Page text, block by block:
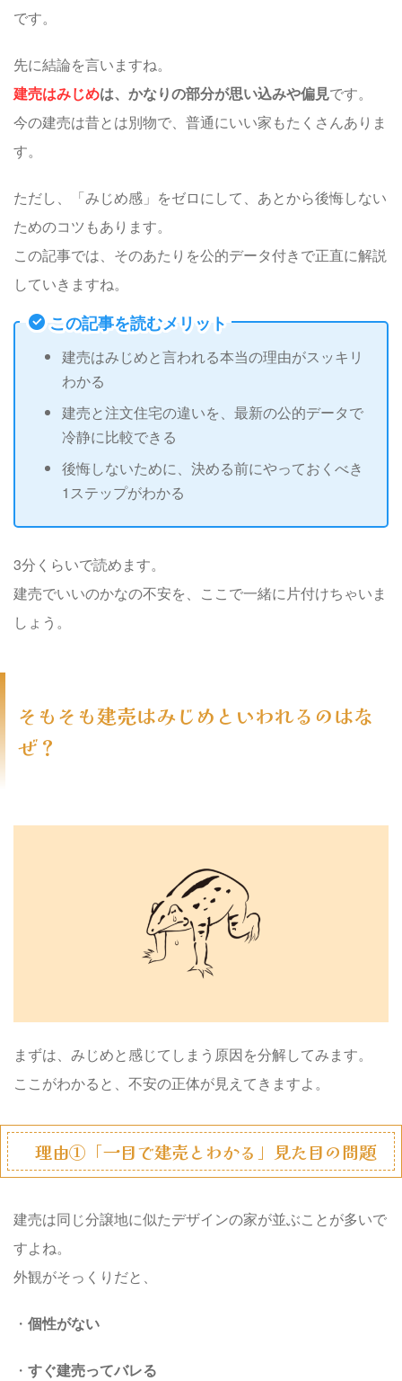
です。
先に結論を言いますね。
建売はみじめは、かなりの部分が思い込みや偏見です。
今の建売は昔とは別物で、普通にいい家もたくさんありま
す。
ただし、「みじめ感」をゼロにして、あとから後悔しない
ためのコツもあります。
この記事では、そのあたりを公的データ付きで正直に解説
していきますね。
この記事を読むメリット
建売はみじめと言われる本当の理由がスッキリ
わかる
建売と注文住宅の違いを、最新の公的データで
冷静に比較できる
後悔しないために、決める前にやっておくべき
1ステップがわかる
3分くらいで読めます。
建売でいいのかなの不安を、ここで一緒に片付けちゃいま
しょう。
そもそも建売はみじめといわれるのはな
ぜ？
まずは、みじめと感じてしまう原因を分解してみます。
ここがわかると、不安の正体が見えてきますよ。
理由①「一目で建売とわかる」見た目の問題
建売は同じ分譲地に似たデザインの家が並ぶことが多いで
すよね。
外観がそっくりだと、
・ 個性がない
・ すぐ建売ってバレる